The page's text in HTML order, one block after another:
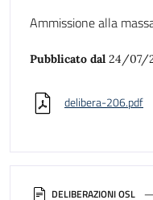
DELIBERAZIONI OSL
Ammissione alla
Pubblicato dal 24/07/
delibera-206.pdf